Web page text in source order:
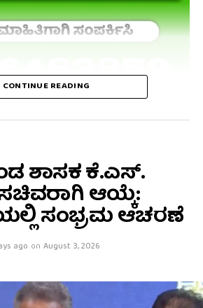
CONTINUE READING
ಶಾಸಕ ಕೆ.ಎಸ್.
ಆಯ್ಕೆ:
ಸಂಭ್ರಮ ಆಚರಣೆ
ago on August 3, 2026